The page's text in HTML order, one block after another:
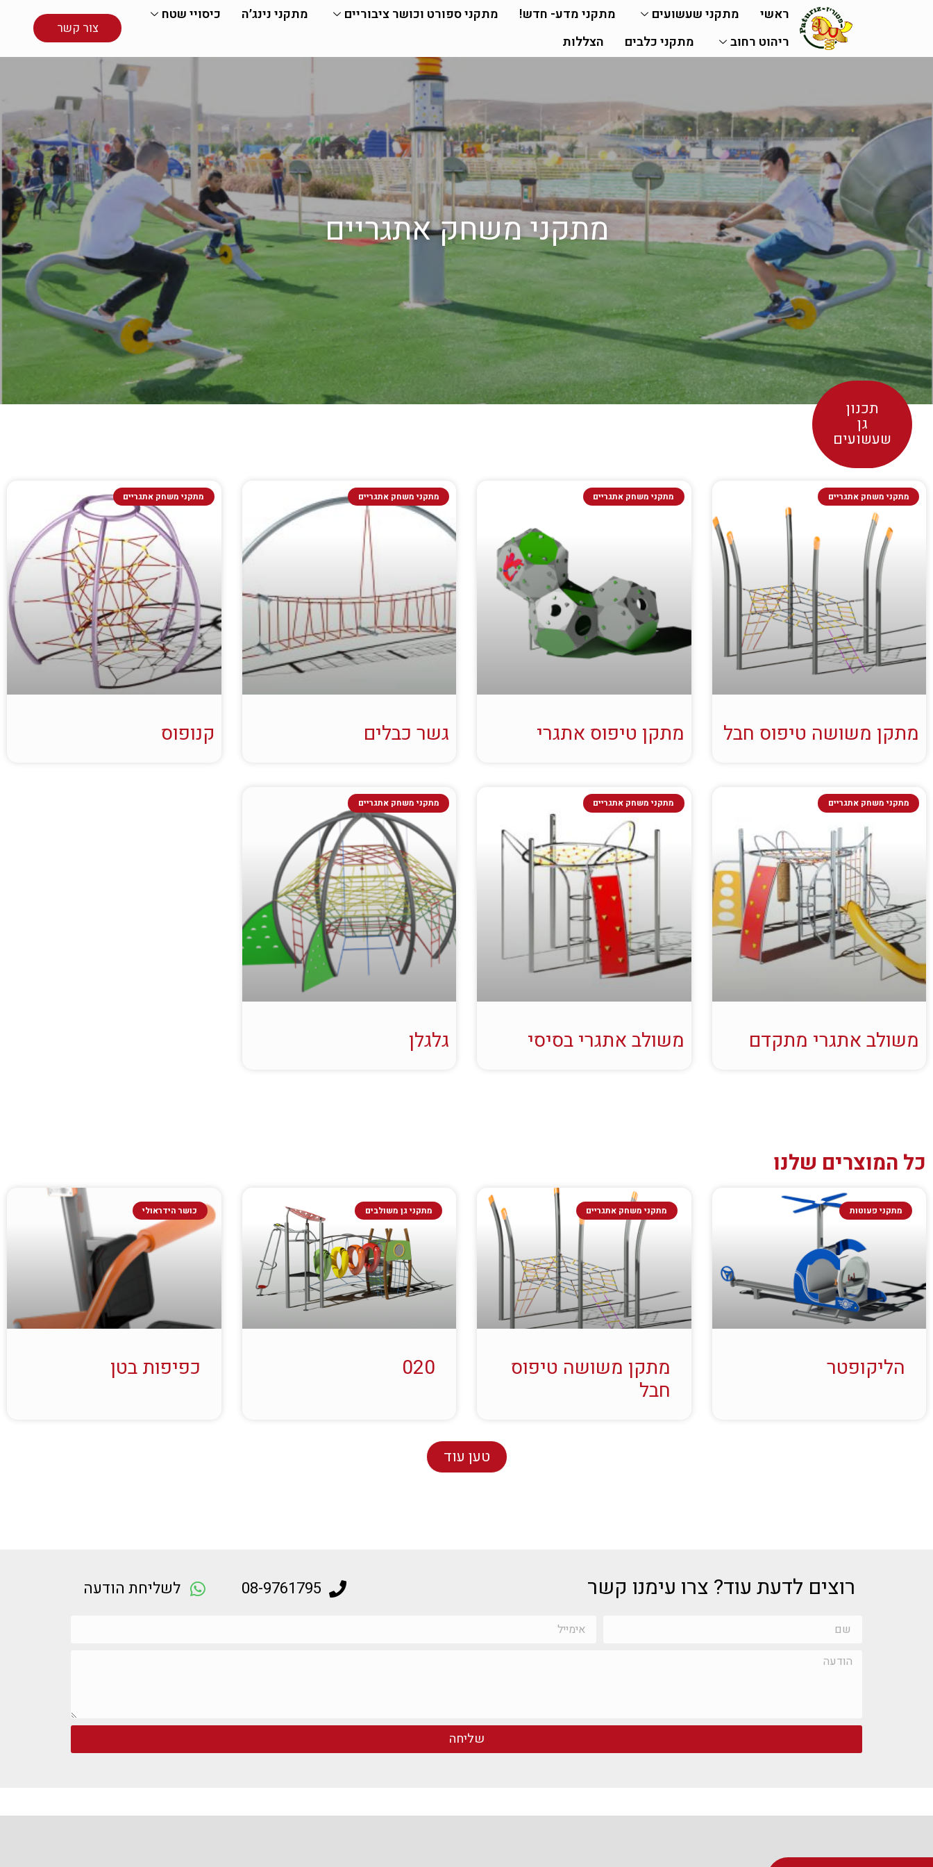
ראשי מתקני שעשועים מתקני מדע- חדש! מתקני ספורט וכושר ציבוריים מתקני נינג׳ה
כיסויי שטח
ריהוט רחוב
מתקני כלבים הצללות
צור קשר
מתקני משחק אתגריים
מתקני משחק אתגריים
מתקן משושה טיפוס חבל
מתקני משחק אתגריים
מתקן טיפוס אתגרי
מתקני משחק אתגריים
גשר כבלים
מתקני משחק אתגריים
קנופוס
מתקני משחק אתגריים
משולב אתגרי מתקדם
מתקני משחק אתגריים
משולב אתגרי בסיסי
מתקני משחק אתגריים
גלגלן
כל המוצרים שלנו
מתקני פעוטות
הליקופטר
מתקני משחק אתגריים
מתקן משושה טיפוס
חבל
מתקני גן משולבים
020
כושר הידראולי
כפיפות בטן
טען עוד
רוצים לדעת עוד? צרו עימנו קשר 08-9761795 לשליחת הודעה
שליחה
תכנון
גן
שעשועים